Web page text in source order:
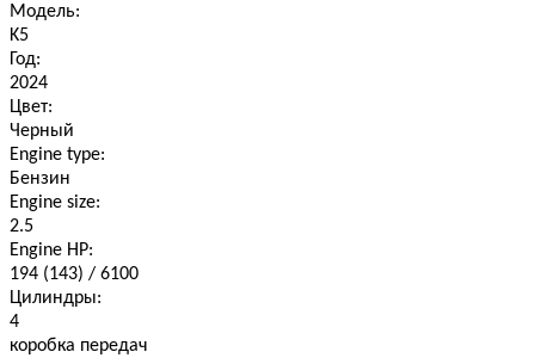
Модель:
K5
Год:
2024
Цвет:
Черный
Engine type:
Бензин
Engine size:
2.5
Engine HP:
194 (143) / 6100
Цилиндры:
4
коробка передач